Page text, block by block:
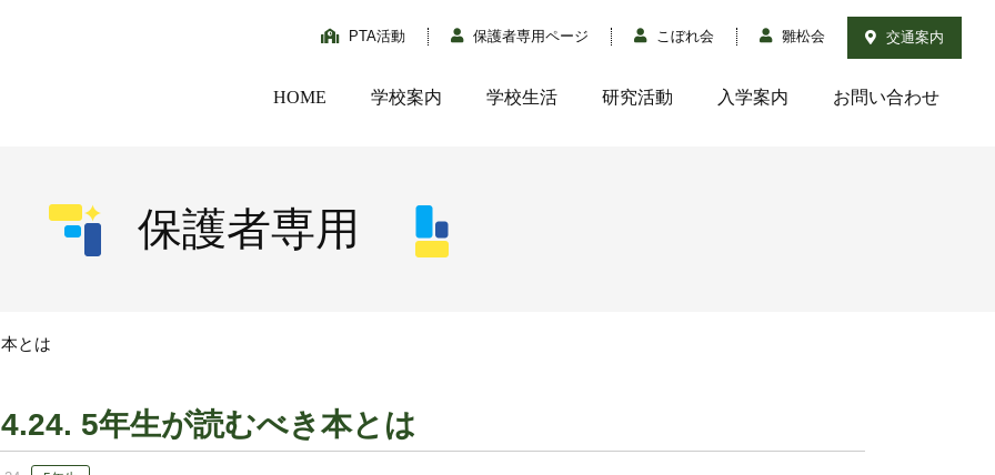
PTA活動 保護者専用ページ こぼれ会 雛松会 交通案内
HOME 学校案内 学校生活 研究活動 入学案内 お問い合わせ
保護者専用
とは
5年生が読むべき本とは